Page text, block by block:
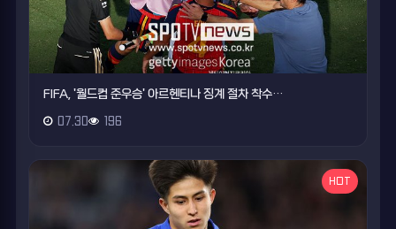
FIFA, '월드컵 준우승' 아르헨티나 징계 절차 착수…
07.30 196
HOT